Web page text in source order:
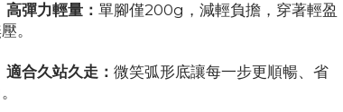
高彈力輕量：單腳僅200g，減輕負擔，穿著輕盈
。
適合久站久走：微笑弧形底讓每一步更順暢、省